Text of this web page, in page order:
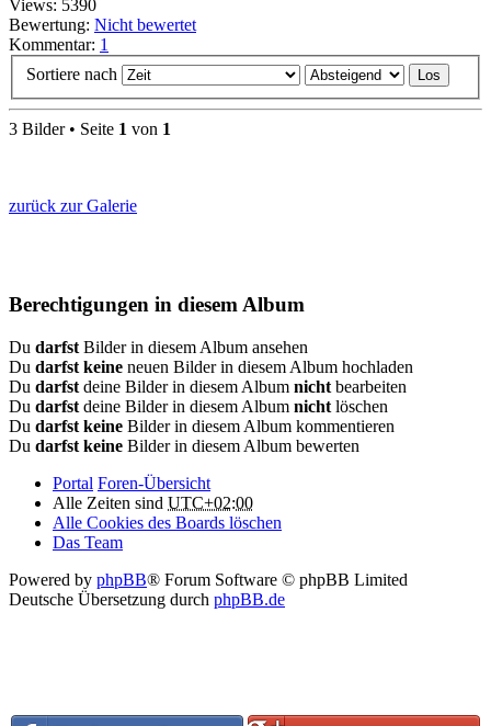
Views: 5390
Bewertung: Nicht bewertet
Kommentar: 1
Sortiere nach
3 Bilder • Seite 1 von 1
zurück zur Galerie
Berechtigungen in diesem Album
Du darfst Bilder in diesem Album ansehen
Du darfst keine neuen Bilder in diesem Album hochladen
Du darfst deine Bilder in diesem Album nicht bearbeiten
Du darfst deine Bilder in diesem Album nicht löschen
Du darfst keine Bilder in diesem Album kommentieren
Du darfst keine Bilder in diesem Album bewerten
Portal Foren-Übersicht
Alle Zeiten sind UTC+02:00
Alle Cookies des Boards löschen
Das Team
Powered by phpBB® Forum Software © phpBB Limited
Deutsche Übersetzung durch phpBB.de